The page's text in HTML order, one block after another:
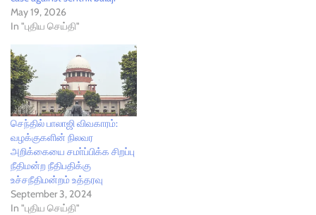
May 19, 2026
In "புதிய செய்தி"
செந்தில் பாலாஜி விவகாரம்:
வழக்குகளின் நிலவர
அறிக்கையை சமா்ப்பிக்க சிறப்பு
நீதிமன்ற நீதிபதிக்கு
உச்சநீதிமன்றம் உத்தரவு
September 3, 2024
In "புதிய செய்தி"